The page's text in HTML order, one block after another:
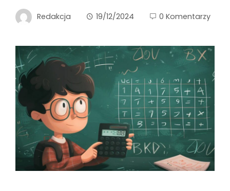
Redakcja 19/12/2024 0 Komentarzy